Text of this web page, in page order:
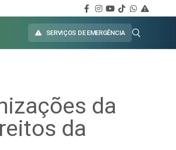
SERVIÇOS DE EMERGÊNCIA
da
da